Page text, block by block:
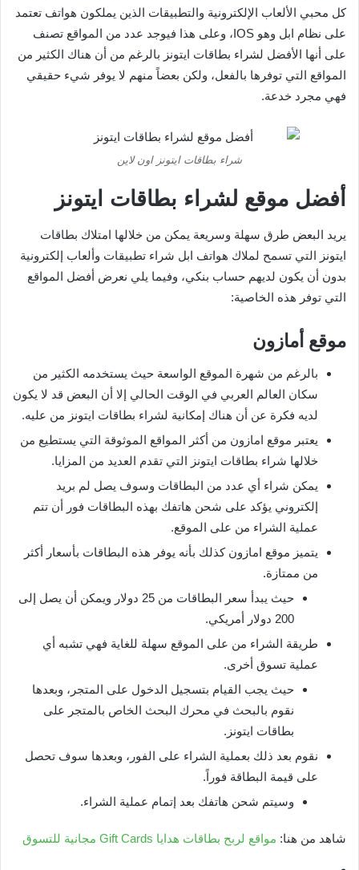
كل محبي الألعاب الإلكترونية والتطبيقات الذين يملكون هواتف تعتمد
على نظام ابل وهو IOS، وعلى هذا فيوجد عدد من المواقع تصنف
على أنها الأفضل لشراء بطاقات ايتونز بالرغم من أن هناك الكثير من
المواقع التي توفرها بالفعل، ولكن بعضاً منهم لا يوفر شيء حقيقي
فهي مجرد خدعة.
شراء بطاقات ايتونز اون لاين
أفضل موقع لشراء بطاقات ايتونز
يريد البعض طرق سهلة وسريعة يمكن من خلالها امتلاك بطاقات
ايتونز التي تسمح لملاك هواتف ابل شراء تطبيقات وألعاب إلكترونية
بدون أن يكون لديهم حساب بنكي، وفيما يلي نعرض أفضل المواقع
التي توفر هذه الخاصية:
موقع أمازون
بالرغم من شهرة الموقع الواسعة حيث يستخدمه الكثير من
سكان العالم العربي في الوقت الحالي إلا أن البعض قد لا يكون
لديه فكرة عن أن هناك إمكانية لشراء بطاقات ايتونز من عليه.
يعتبر موقع امازون من أكثر المواقع الموثوقة التي يستطيع من
خلالها شراء بطاقات ايتونز التي تقدم العديد من المزايا.
يمكن شراء أي عدد من البطاقات وسوف يصل لم بريد
إلكتروني يؤكد على شحن هاتفك بهذه البطاقات فور أن تتم
عملية الشراء من على الموقع.
يتميز موقع امازون كذلك بأنه يوفر هذه البطاقات بأسعار أكثر
من ممتازة.
حيث يبدأ سعر البطاقات من 25 دولار ويمكن أن يصل إلى
200 دولار أمريكي.
طريقة الشراء من على الموقع سهلة للغاية فهي تشبه أي
عملية تسوق أخرى.
حيث يجب القيام بتسجيل الدخول على المتجر، وبعدها
نقوم بالبحث في محرك البحث الخاص بالمتجر على
بطاقات ايتونز.
نقوم بعد ذلك بعملية الشراء على الفور، وبعدها سوف تحصل
على قيمة البطاقة فوراً.
وسيتم شحن هاتفك بعد إتمام عملية الشراء.
شاهد من هنا: مواقع لربح بطاقات هدايا Gift Cards مجانية للتسوق